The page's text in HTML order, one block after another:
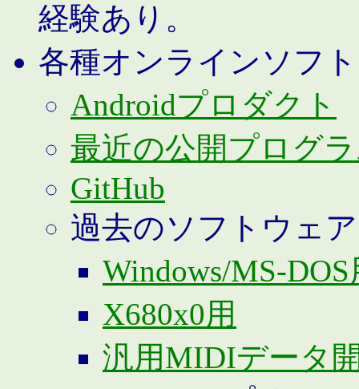
経験あり。
各種オンラインソフ
Androidプロダクト
最近の公開プログ
GitHub
過去のソフトウェア
Windows/MS-DOS
X680x0用
汎用MIDIデータ